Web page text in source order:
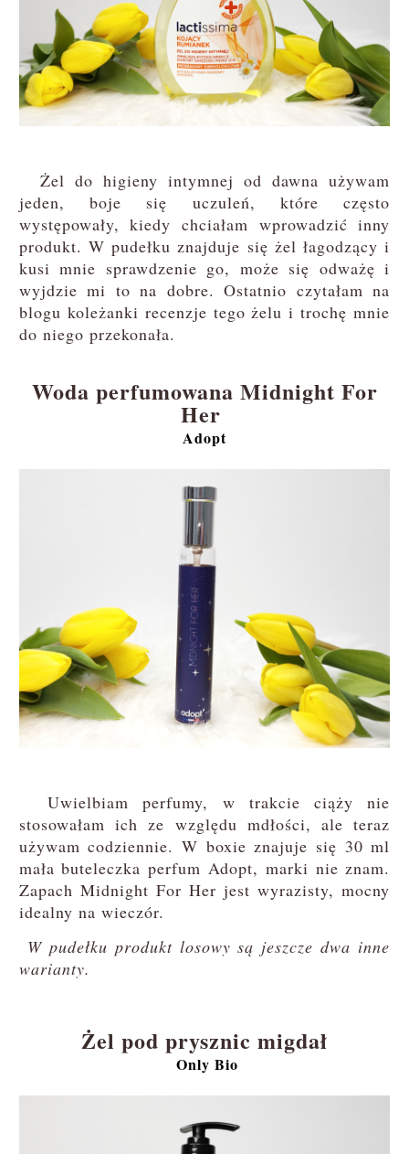
Żel do higieny intymnej od dawna używam
jeden, boje się uczuleń, które często
występowały, kiedy chciałam wprowadzić inny
produkt. W pudełku znajduje się żel łagodzący i
kusi mnie sprawdzenie go, może się odważę i
wyjdzie mi to na dobre. Ostatnio czytałam na
blogu koleżanki recenzje tego żelu i trochę mnie
do niego przekonała.
Woda perfumowana Midnight For
Her
Adopt
Uwielbiam perfumy, w trakcie ciąży nie
stosowałam ich ze względu mdłości, ale teraz
używam codziennie. W boxie znajuje się 30 ml
mała buteleczka perfum Adopt, marki nie znam.
Zapach Midnight For Her jest wyrazisty, mocny
idealny na wieczór.
W pudełku produkt losowy są jeszcze dwa inne
warianty.
Żel pod prysznic migdał
Only Bio